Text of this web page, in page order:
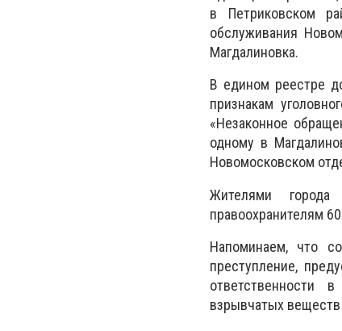
в Петриковском
обслуживания
Магдалиновка.
В едином реестре
признакам
«Незаконное
одному в
Новомосковском
Жителями города
правоохранителям
Напоминаем, что
преступление,
ответственности
взрывчатых